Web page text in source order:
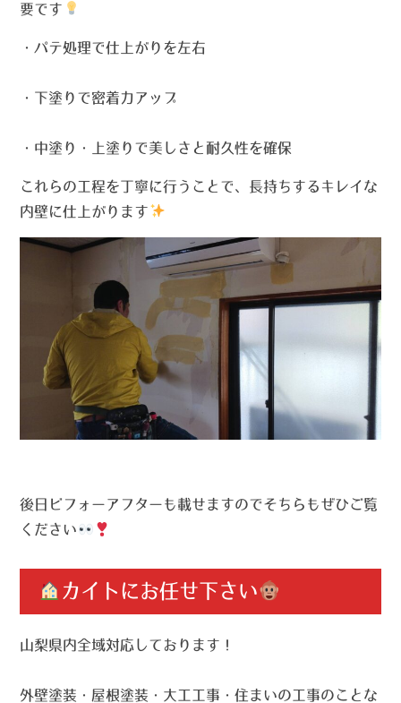
要です
・パテ処理で仕上がりを左右
・下塗りで密着力アップ
・中塗り・上塗りで美しさと耐久性を確保
これらの工程を丁寧に行うことで、長持ちするキレイな
内壁に仕上がります
後日ビフォーアフターも載せますのでそちらもぜひご覧
ください
カイトにお任せ下さい
山梨県内全域対応しております！
外壁塗装・屋根塗装・大工工事・住まいの工事のことな